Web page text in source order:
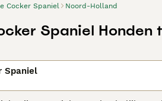
Cocker Spaniel Noord-Holland
Spaniel Honden
Spaniel